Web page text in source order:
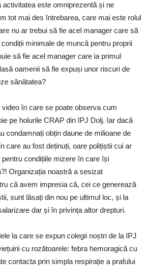
activitatea este omniprezentă și ne
tot mai des întrebarea, care mai este rolul
nu ar trebui să fie acel manager care să
minimale de muncă pentru proprii
să fie acel manager care ia primul
oamenii să fie expuși unor riscuri de
sănătatea?
în care se poate observa cum
pe holurile CRAP din IPJ Dolj. Iar dacă
condamnați obțin daune de milioane de
care au fost deținuți, oare polițiștii cui ar
condițiile mizere în care își
Organizația noastră a sesizat
că avem impresia că, cei ce generează
sunt lăsați din nou pe ultimul loc, și la
dar și în privința altor drepturi.
la care se expun colegii noștri de la IPJ
cu rozătoarele: febra hemoragică cu
contacta prin simpla respirație a prafului